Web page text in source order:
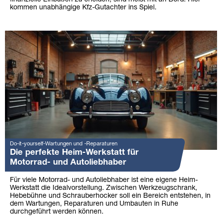
kommen unabhängige Kfz-Gutachter ins Spiel.
Do-it-yourself-Wartungen und -Reparaturen
Die perfekte Heim-Werkstatt für
Motorrad- und Autoliebhaber
Für viele Motorrad- und Autoliebhaber ist eine eigene Heim-
Werkstatt die Idealvorstellung. Zwischen Werkzeugschrank,
Hebebühne und Schrauberhocker soll ein Bereich entstehen, in
dem Wartungen, Reparaturen und Umbauten in Ruhe
durchgeführt werden können.